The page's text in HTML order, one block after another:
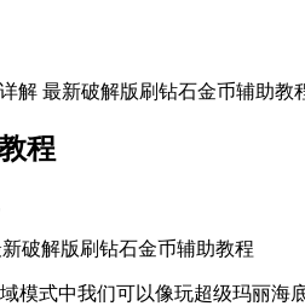
解 最新破解版刷钻石金币辅助教
程
破解版刷钻石金币辅助教程
式中我们可以像玩超级玛丽海